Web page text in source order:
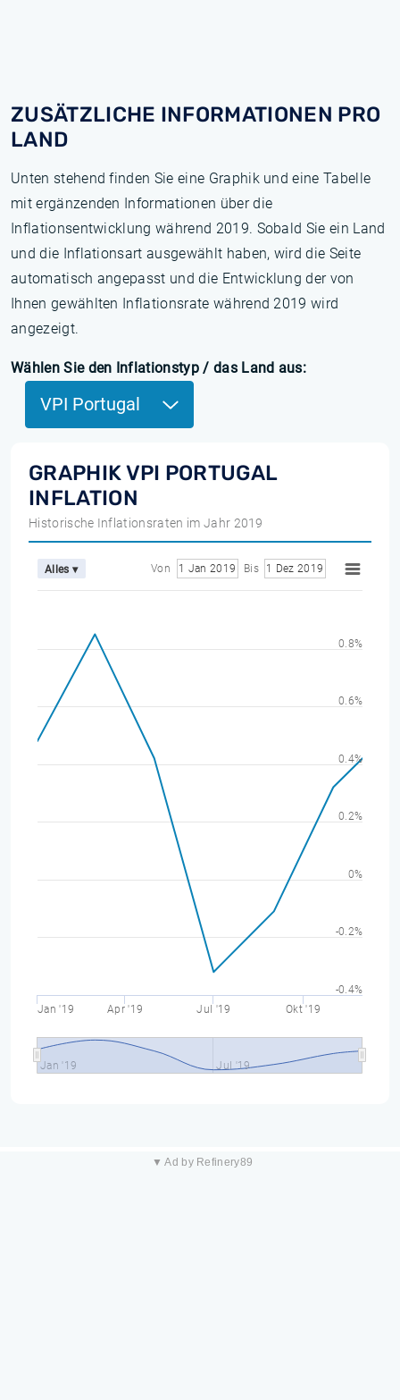
ZUSÄTZLICHE INFORMATIONEN PRO
LAND
Unten stehend finden Sie eine Graphik und eine Tabelle
mit ergänzenden Informationen über die
Inflationsentwicklung während 2019. Sobald Sie ein Land
und die Inflationsart ausgewählt haben, wird die Seite
automatisch angepasst und die Entwicklung der von
Ihnen gewählten Inflationsrate während 2019 wird
angezeigt.
Wählen Sie den Inflationstyp / das Land aus:
VPI Portugal
GRAPHIK VPI PORTUGAL
INFLATION
Historische Inflationsraten im Jahr 2019
Alles ▾ Von 1 Jan 2019 Bis 1 Dez 2019
Jan '19 Apr '19 Jul '19 Okt '19
Jan '19 Jul '19
-0.4%
-0.2%
0%
0.2%
0.4%
0.6%
0.8%
▼ Ad by Refinery89